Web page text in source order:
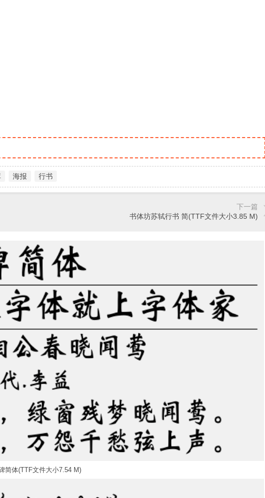
海报 行书
下一篇
书体坊苏轼行书 简(TTF文件大小3.85 M)
简体(TTF文件大小7.54 M)